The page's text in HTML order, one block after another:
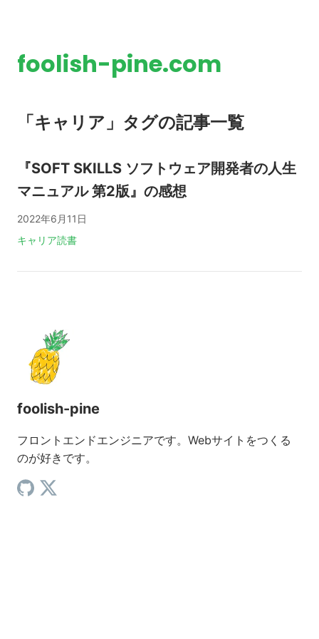
foolish-pine.com
「キャリア」タグの記事一覧
『SOFT SKILLS ソフトウェア開発者の人生
マニュアル 第2版』の感想
2022年6月11日
タグ:
キャリア読書
foolish-pine
フロントエンドエンジニアです。Webサイトをつくる
のが好きです。
GitHub（新しいタブで開く）
X（新しいタブで開く）